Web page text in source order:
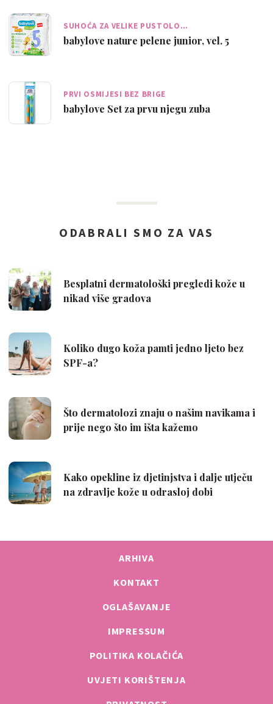
SUHOĆA ZA VELIKE PUSTOLO…
babylove nature pelene junior, vel. 5
PRVI OSMIJESI BEZ BRIGE
babylove Set za prvu njegu zuba
ARHIVA
KONTAKT
OGLAŠAVANJE
IMPRESSUM
POLITIKA KOLAČIĆA
UVJETI KORIŠTENJA